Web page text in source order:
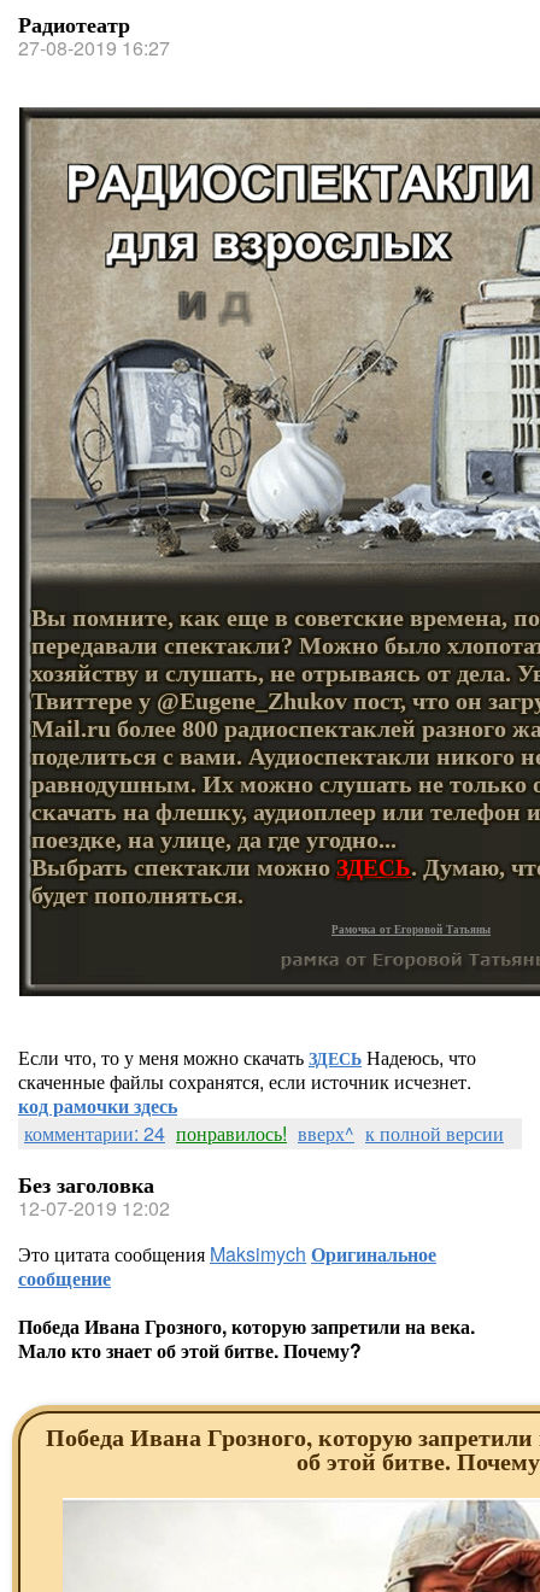
Радиотеатр
27-08-2019 16:27
Вы помните, как еще в советские времена,
передавали спектакли? Можно было
хозяйству и слушать, не отрываясь от дела.
Твиттере у @Eugene_Zhukov пост, что он
Mail.ru более 800 радиоспектаклей разного
поделиться с вами. Аудиоспектакли никого
равнодушным. Их можно слушать не только
скачать на флешку, аудиоплеер или телефон
поездке, на улице, да где угодно...
Выбрать спектакли можноЗДЕСЬ. Думаю,
будет пополняться.
Рамочка от Егоровой Татьяны
Если что, то у меня можно скачать ЗДЕСЬ Надеюсь, что
скаченные файлы сохранятся, если источник исчезнет.
код рамочки здесь
комментарии: 24 понравилось! вверх^ к полной версии
Без заголовка
12-07-2019 12:02
Это цитата сообщения Maksimych Оригинальное
сообщение
Победа Ивана Грозного, которую запретили на века.
Мало кто знает об этой битве. Почему?
Победа Ивана Грозного, которую
об этой битве.